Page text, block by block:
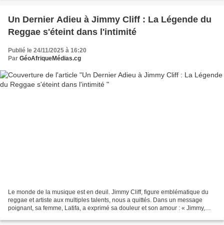
Un Dernier Adieu à Jimmy Cliff : La Légende du
Reggae s'éteint dans l'intimité
Publié le 24/11/2025 à 16:20
Par GéoAfriqueMédias.cg
Le monde de la musique est en deuil. Jimmy Cliff, figure emblématique du
reggae et artiste aux multiples talents, nous a quittés. Dans un message
poignant, sa femme, Latifa, a exprimé sa douleur et son amour : « Jimmy,